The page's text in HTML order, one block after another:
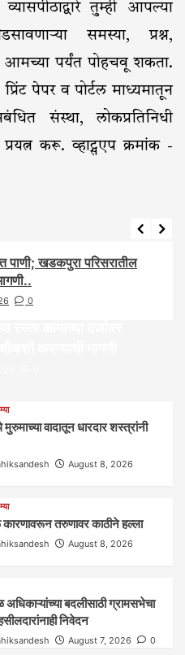
तुम्ही आपल्या
समस्या, प्रश्न,
आमच्या पर्यंत पोहचवू शकता.
प्रिंट पेपर व पोर्टल माध्यमातून
संस्था, लोकप्रतिनिधी
प्रयत्न करू. व्हाट्सएप क्रमांक -
पाणी; खडकपुरा परिसरातील
0
वादातून धारदार शस्त्रांनी
August 8, 2026
तरुणावर काठीने हल्ला
August 8, 2026
बदलीसाठी ग्रामसभेचा
निवेदन
August 7, 2026 0